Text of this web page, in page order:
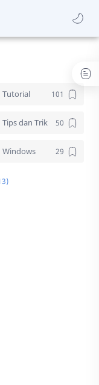
Tutorial
Tips dan Trik
Windows
Elektronik